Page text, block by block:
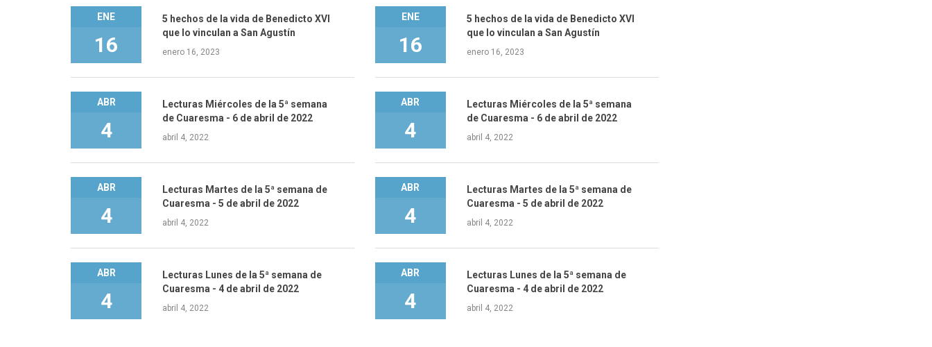
ENE
16
5 hechos de la vida de Benedicto XVI
que lo vinculan a San Agustín
enero 16, 2023
ABR
4
Lecturas Miércoles de la 5ª semana
de Cuaresma - 6 de abril de 2022
abril 4, 2022
ABR
4
Lecturas Martes de la 5ª semana de
Cuaresma - 5 de abril de 2022
abril 4, 2022
ABR
4
Lecturas Lunes de la 5ª semana de
Cuaresma - 4 de abril de 2022
abril 4, 2022
ENE
16
5 hechos de la vida de Benedicto XVI
que lo vinculan a San Agustín
enero 16, 2023
ABR
4
Lecturas Miércoles de la 5ª semana
de Cuaresma - 6 de abril de 2022
abril 4, 2022
ABR
4
Lecturas Martes de la 5ª semana de
Cuaresma - 5 de abril de 2022
abril 4, 2022
ABR
4
Lecturas Lunes de la 5ª semana de
Cuaresma - 4 de abril de 2022
abril 4, 2022